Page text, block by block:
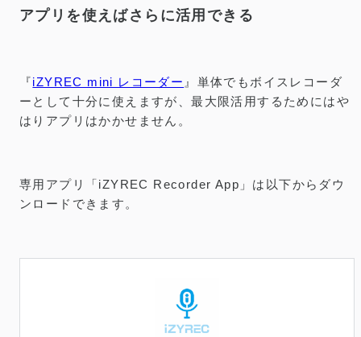
アプリを使えばさらに活用できる
『iZYREC mini レコーダー 』単体でもボイスレコーダ
ーとして十分に使えますが、最大限活用するためにはや
はりアプリはかかせません。
専用アプリ「iZYREC Recorder App」は以下からダウ
ンロードできます。